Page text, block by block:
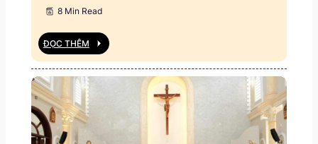
8 Min Read
ĐỌC THÊM